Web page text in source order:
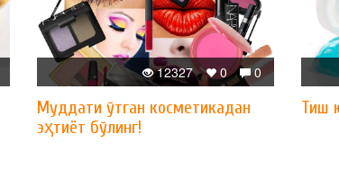
0
0
12327
Муддати ўтган косметикадан
эҳтиёт бўлинг!
Тиш